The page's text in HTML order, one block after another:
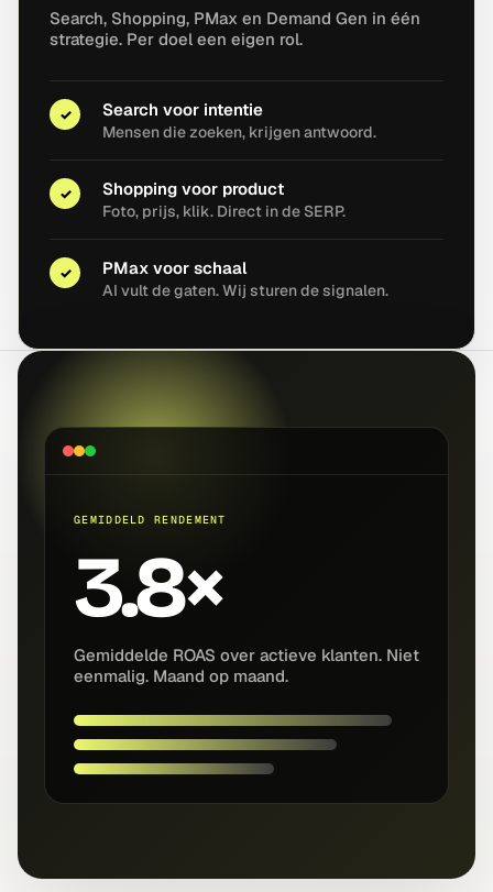
Search, Shopping, PMax en Demand Gen in één
strategie. Per doel een eigen rol.
✓ Search voor intentie
Mensen die zoeken, krijgen antwoord.
✓ Shopping voor product
Foto, prijs, klik. Direct in de SERP.
✓ PMax voor schaal
AI vult de gaten. Wij sturen de signalen.
GEMIDDELD RENDEMENT
3.8×
Gemiddelde ROAS over actieve klanten. Niet
eenmalig. Maand op maand.